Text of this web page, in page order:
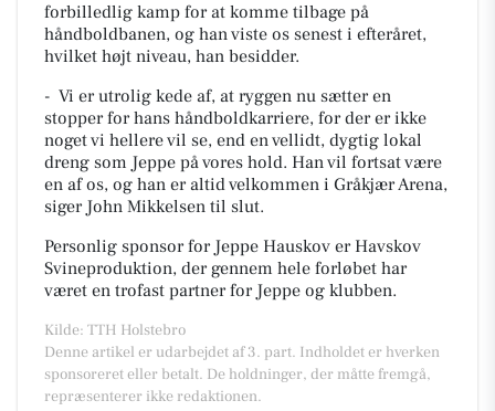
forbilledlig kamp for at komme tilbage på
håndboldbanen, og han viste os senest i efteråret,
hvilket højt niveau, han besidder.
- Vi er utrolig kede af, at ryggen nu sætter en
stopper for hans håndboldkarriere, for der er ikke
noget vi hellere vil se, end en vellidt, dygtig lokal
dreng som Jeppe på vores hold. Han vil fortsat være
en af os, og han er altid velkommen i Gråkjær Arena,
siger John Mikkelsen til slut.
Personlig sponsor for Jeppe Hauskov er Havskov
Svineproduktion, der gennem hele forløbet har
været en trofast partner for Jeppe og klubben.
Kilde: TTH Holstebro
Denne artikel er udarbejdet af 3. part. Indholdet er hverken
sponsoreret eller betalt. De holdninger, der måtte fremgå,
repræsenterer ikke redaktionen.